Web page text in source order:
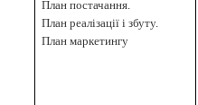
План постачання.
План реалізації і збуту.
План маркетингу